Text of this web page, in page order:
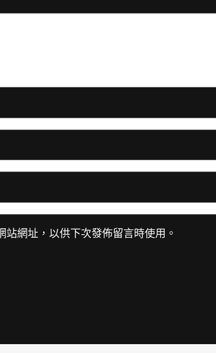
網址，以供下次發佈留言時使用。